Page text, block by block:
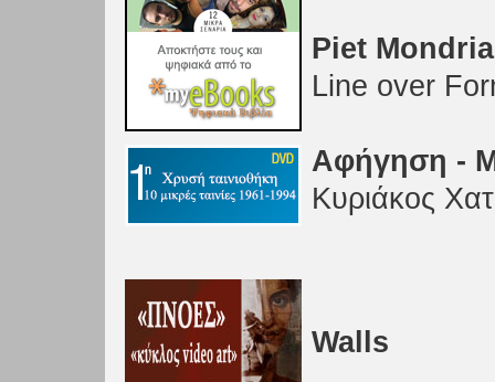
Piet
Line over
Αφήγηση -
Κυριάκος
Walls